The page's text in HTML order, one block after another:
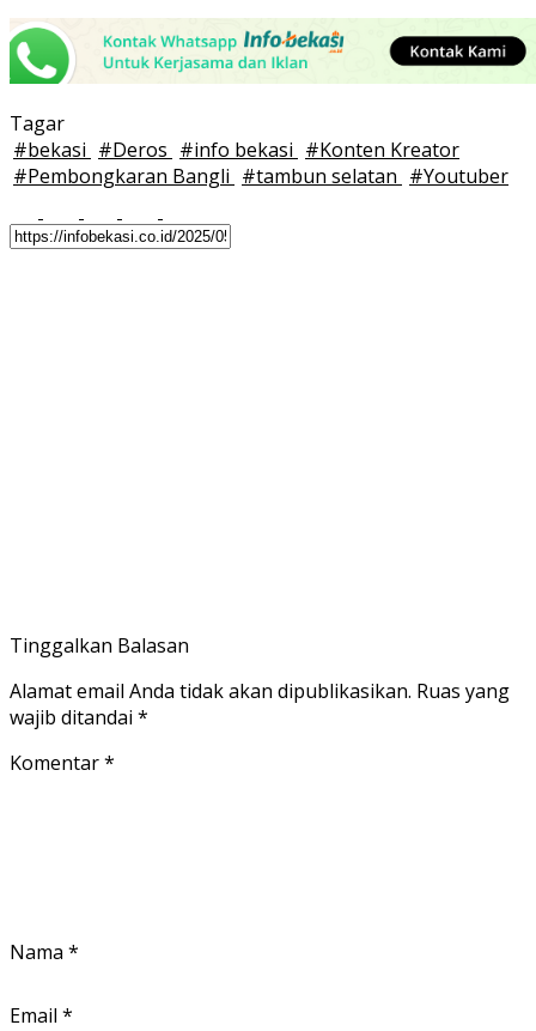
Tagar
#bekasi #Deros #info bekasi #Konten Kreator
#Pembongkaran Bangli #tambun selatan #Youtuber
Tinggalkan Balasan
Alamat email Anda tidak akan dipublikasikan. Ruas yang
wajib ditandai *
Komentar*
Nama *
Email *